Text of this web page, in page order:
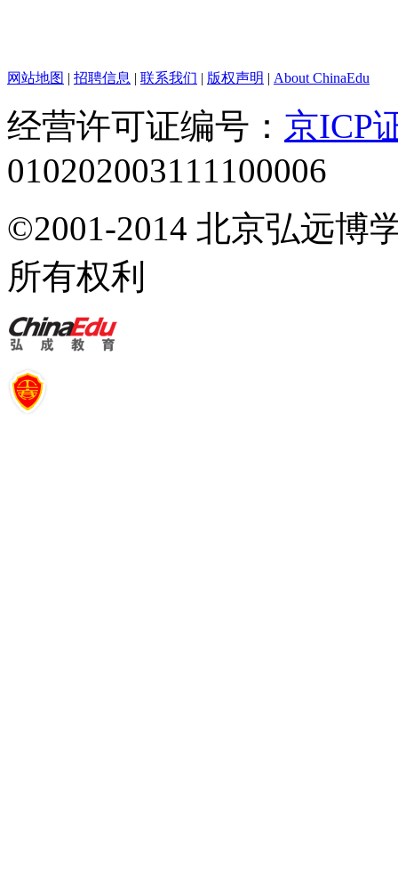
网站地图 | 招聘信息 | 联系我们 | 版权声明 | About ChinaEdu
经营许可证编号： 京ICP
010202003111100006
©2001-2014 北京弘远博
所有权利